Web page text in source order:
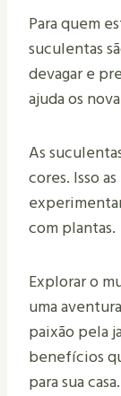
Para quem
suculentas
devagar e
ajuda os
As
cores. Isso
com plantas.
Explorar o
uma
paixão pela
benefícios
para sua casa.